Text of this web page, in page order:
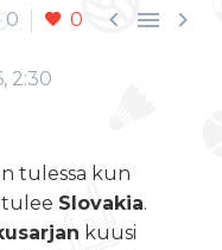
0 0   
2:30
tulessa kun
tulee Slovakia.
kuusi